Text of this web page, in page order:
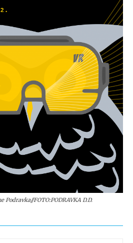
FOTO:PODRAVKA D.D.